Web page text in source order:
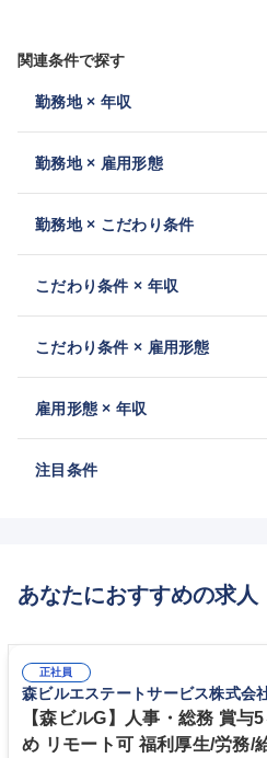
関連条件で探す
勤務地 × 年収
勤務地 × 雇用形態
勤務地 × こだわり条件
こだわり条件 × 年収
こだわり条件 × 雇用形態
雇用形態 × 年収
注目条件
あなたにおすすめの求人
正社員
森ビルエステートサービス株式会
【森ビルG】人事・総務 賞
め リモート可 福利厚生/労務/